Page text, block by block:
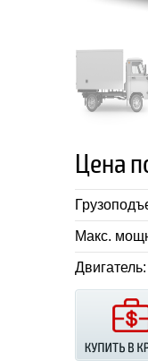
Цена
Макс.
Двигатель: